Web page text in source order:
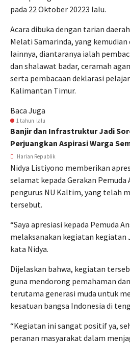
pada 22 Oktober 20223 lalu.
Acara dibuka dengan tarian
Melati Samarinda, yang
lainnya, diantaranya ialah
dan shalawat badar, ceramah
serta pembacaan deklarasi
Kalimantan Timur.
Baca Juga
1 tahun lalu
Banjir dan Infrastruktur Jadi
Perjuangkan Aspirasi Warga
Harian Republik
Nidya Listiyono memberikan
selamat kepada Gerakan
pengurus NU Kaltim, yang telah
tersebut.
“Saya apresiasi kepada Pemuda
melaksanakan kegiatan kegiatan
kata Nidya.
Dijelaskan bahwa, kegiatan
guna mendorong pemahaman
terutama generasi muda untuk
kesatuan bangsa Indonesia di
“Kegiatan ini sangat positif ya,
peranan masyarakat dalam